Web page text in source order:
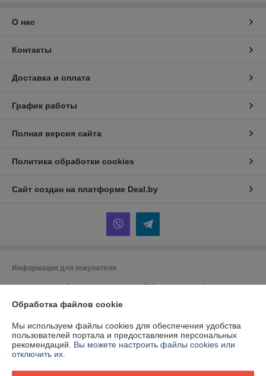
О нас
Контакты
Доставка и оплата
График работы
Полная версия сайта
Политика обработки cookies
Сайт создан на платформе Deal.by
Информация для покупателя
Индивидуальный предприниматель:ИП Спиридонова Юлия
г. Минск, ул. Гая, дом 20, кв. 3
Регистрационный номер ЕГР: 190153422
УНП: 190153422
Обработка файлов cookie
Мы используем файлы cookies для обеспечения удобства
пользователей портала и предоставления персональных
рекомендаций. Вы можете настроить файлы cookies или
отключить их.